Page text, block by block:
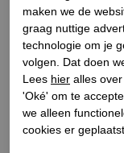
Materiaal buitenkant
Materiaal
Materiaal zool
Hakhoogte
Schachthoogte
maken we de
graag nuttige
technologie om je
volgen. Dat doen
Lees hier alles
'Oké' om te
we alleen
cookies er